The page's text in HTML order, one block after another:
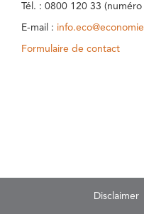
Tél. : 0800 120 33
E-mail :
Formulaire de contact
Disclaimer